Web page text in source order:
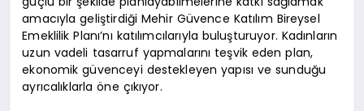
amacıyla geliştirdiği Mehir Güvence Katılım Bireysel
Emeklilik Planı’nı katılımcılarıyla buluşturuyor. Kadınların
uzun vadeli tasarruf yapmalarını teşvik eden plan,
ekonomik güvenceyi destekleyen yapısı ve sunduğu
ayrıcalıklarla öne çıkıyor.